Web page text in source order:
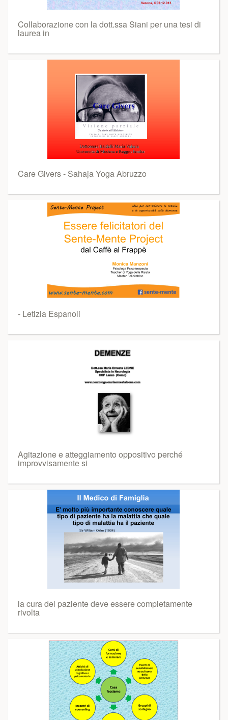
Collaborazione con la dott.ssa Siani per una tesi di
laurea in
Care Givers - Sahaja Yoga Abruzzo
- Letizia Espanoli
Agitazione e atteggiamento oppositivo perché
improvvisamente si
la cura del paziente deve essere completamente
rivolta